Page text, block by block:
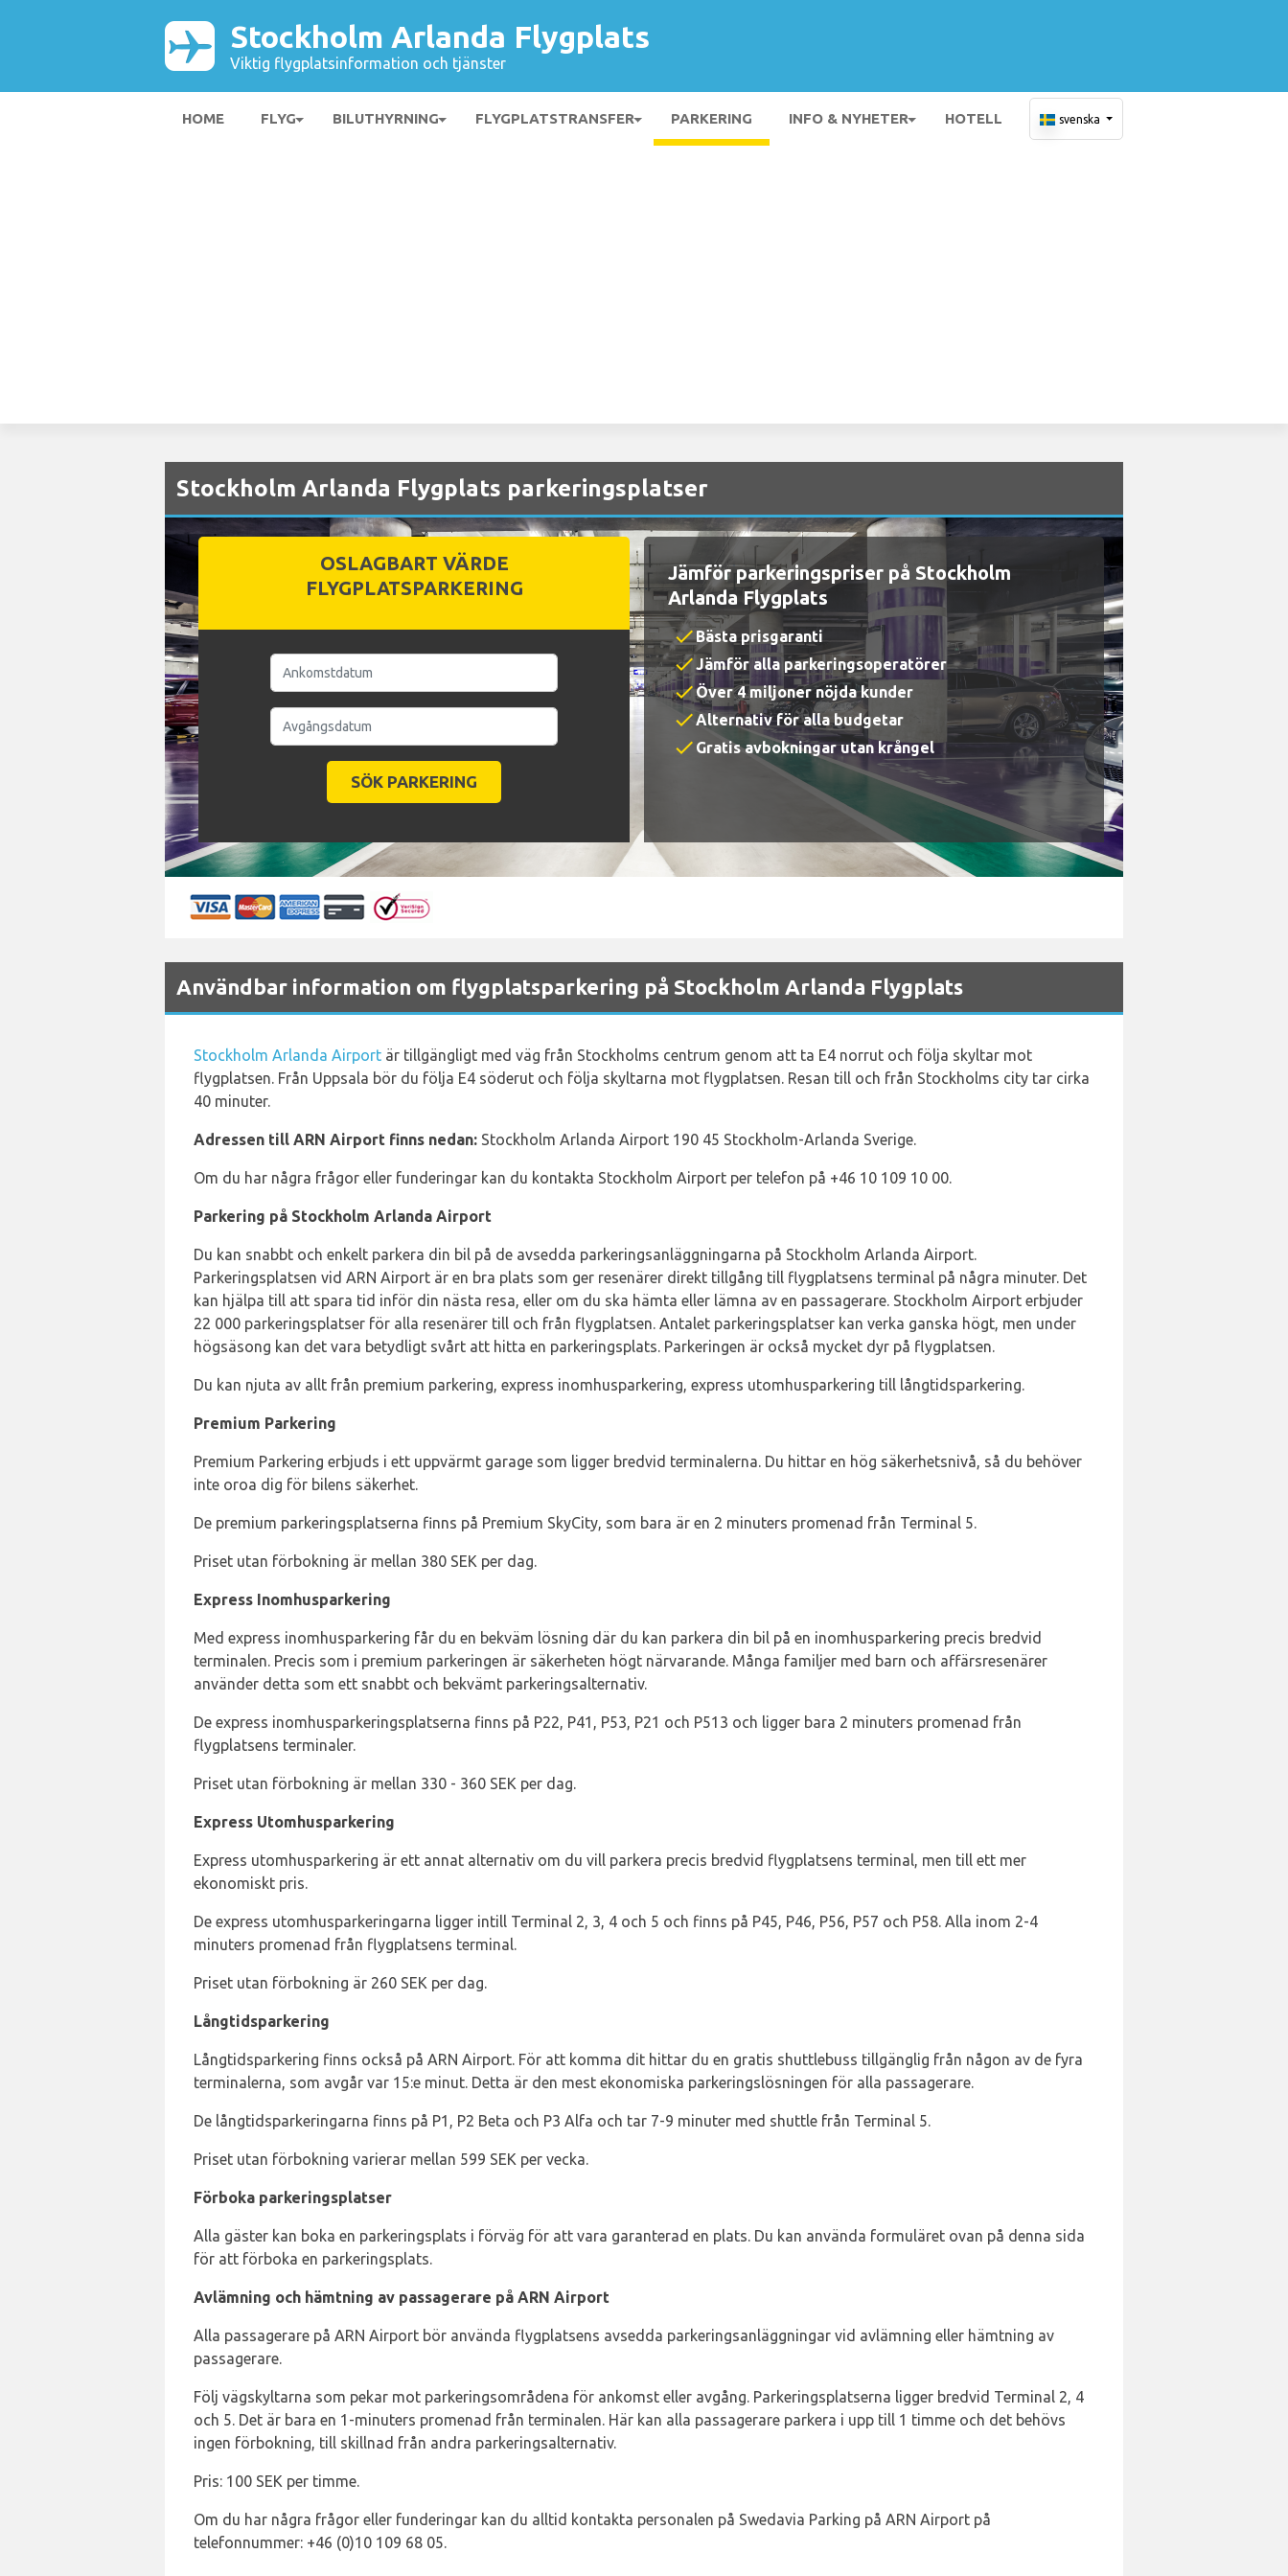
Stockholm Arlanda Flygplats
Viktig flygplatsinformation och tjänster
HOME FLYG BILUTHYRNING FLYGPLATSTRANSFER PARKERING INFO & NYHETER HOTELL svenska
Stockholm Arlanda Flygplats parkeringsplatser
OSLAGBART VÄRDE
FLYGPLATSPARKERING
Jämför parkeringspriser på Stockholm
Arlanda Flygplats
checkBästa prisgaranti
checkJämför alla parkeringsoperatörer
checkÖver 4 miljoner nöjda kunder
checkAlternativ för alla budgetar
check Gratis avbokningar utan krångel
Användbar information om flygplatsparkering på Stockholm Arlanda Flygplats
Stockholm Arlanda Airport är tillgängligt med väg från Stockholms centrum genom att ta E4 norrut och följa skyltar mot
flygplatsen. Från Uppsala bör du följa E4 söderut och följa skyltarna mot flygplatsen. Resan till och från Stockholms city tar cirka
40 minuter.
Adressen till ARN Airport finns nedan: Stockholm Arlanda Airport 190 45 Stockholm-Arlanda Sverige.
Om du har några frågor eller funderingar kan du kontakta Stockholm Airport per telefon på +46 10 109 10 00.
Parkering på Stockholm Arlanda Airport
Du kan snabbt och enkelt parkera din bil på de avsedda parkeringsanläggningarna på Stockholm Arlanda Airport.
Parkeringsplatsen vid ARN Airport är en bra plats som ger resenärer direkt tillgång till flygplatsens terminal på några minuter. Det
kan hjälpa till att spara tid inför din nästa resa, eller om du ska hämta eller lämna av en passagerare. Stockholm Airport erbjuder
22 000 parkeringsplatser för alla resenärer till och från flygplatsen. Antalet parkeringsplatser kan verka ganska högt, men under
högsäsong kan det vara betydligt svårt att hitta en parkeringsplats. Parkeringen är också mycket dyr på flygplatsen.
Du kan njuta av allt från premium parkering, express inomhusparkering, express utomhusparkering till långtidsparkering.
Premium Parkering
Premium Parkering erbjuds i ett uppvärmt garage som ligger bredvid terminalerna. Du hittar en hög säkerhetsnivå, så du behöver
inte oroa dig för bilens säkerhet.
De premium parkeringsplatserna finns på Premium SkyCity, som bara är en 2 minuters promenad från Terminal 5.
Priset utan förbokning är mellan 380 SEK per dag.
Express Inomhusparkering
Med express inomhusparkering får du en bekväm lösning där du kan parkera din bil på en inomhusparkering precis bredvid
terminalen. Precis som i premium parkeringen är säkerheten högt närvarande. Många familjer med barn och affärsresenärer
använder detta som ett snabbt och bekvämt parkeringsalternativ.
De express inomhusparkeringsplatserna finns på P22, P41, P53, P21 och P513 och ligger bara 2 minuters promenad från
flygplatsens terminaler.
Priset utan förbokning är mellan 330 - 360 SEK per dag.
Express Utomhusparkering
Express utomhusparkering är ett annat alternativ om du vill parkera precis bredvid flygplatsens terminal, men till ett mer
ekonomiskt pris.
De express utomhusparkeringarna ligger intill Terminal 2, 3, 4 och 5 och finns på P45, P46, P56, P57 och P58. Alla inom 2-4
minuters promenad från flygplatsens terminal.
Priset utan förbokning är 260 SEK per dag.
Långtidsparkering
Långtidsparkering finns också på ARN Airport. För att komma dit hittar du en gratis shuttlebuss tillgänglig från någon av de fyra
terminalerna, som avgår var 15:e minut. Detta är den mest ekonomiska parkeringslösningen för alla passagerare.
De långtidsparkeringarna finns på P1, P2 Beta och P3 Alfa och tar 7-9 minuter med shuttle från Terminal 5.
Priset utan förbokning varierar mellan 599 SEK per vecka.
Förboka parkeringsplatser
Alla gäster kan boka en parkeringsplats i förväg för att vara garanterad en plats. Du kan använda formuläret ovan på denna sida
för att förboka en parkeringsplats.
Avlämning och hämtning av passagerare på ARN Airport
Alla passagerare på ARN Airport bör använda flygplatsens avsedda parkeringsanläggningar vid avlämning eller hämtning av
passagerare.
Följ vägskyltarna som pekar mot parkeringsområdena för ankomst eller avgång. Parkeringsplatserna ligger bredvid Terminal 2, 4
och 5. Det är bara en 1-minuters promenad från terminalen. Här kan alla passagerare parkera i upp till 1 timme och det behövs
ingen förbokning, till skillnad från andra parkeringsalternativ.
Pris: 100 SEK per timme.
Om du har några frågor eller funderingar kan du alltid kontakta personalen på Swedavia Parking på ARN Airport på
telefonnummer: +46 (0)10 109 68 05.